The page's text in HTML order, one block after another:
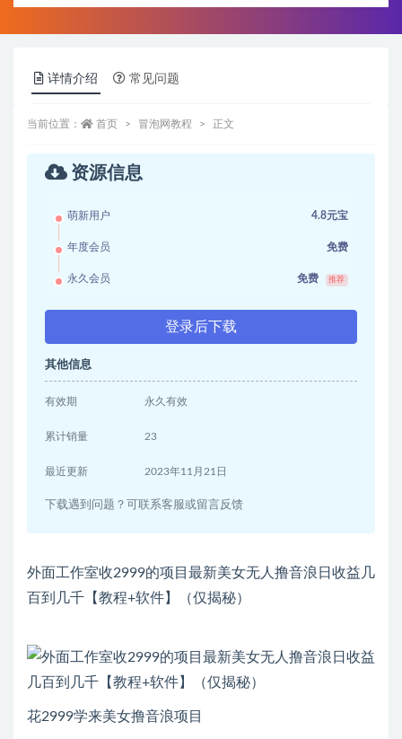
详情介绍 常见问题
当前位置： 首页 冒泡网教程 正文
资源信息
萌新用户 4.8元宝
年度会员 免费
永久会员 免费 推荐
登录后下载
其他信息
有效期 永久有效
累计销量 23
最近更新 2023年11月21日
下载遇到问题？可联系客服或留言反馈
外面工作室收2999的项目最新美女无人撸音浪日收益几
百到几千【教程+软件】（仅揭秘）
花2999学来美女撸音浪项目